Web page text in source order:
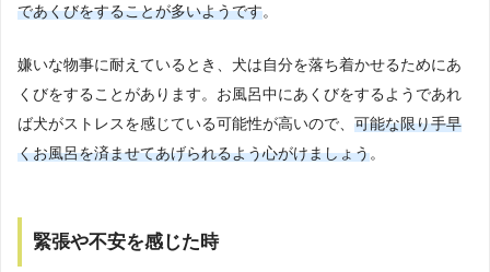
であくびをすることが多いようです。
嫌いな物事に耐えているとき、犬は自分を落ち着かせるためにあ
くびをすることがあります。お風呂中にあくびをするようであれ
ば犬がストレスを感じている可能性が高いので、 可能な限り手早
くお風呂を済ませてあげられるよう心がけましょう。
緊張や不安を感じた時